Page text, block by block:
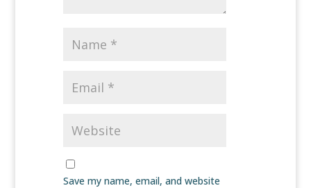
Save my name, email, and website